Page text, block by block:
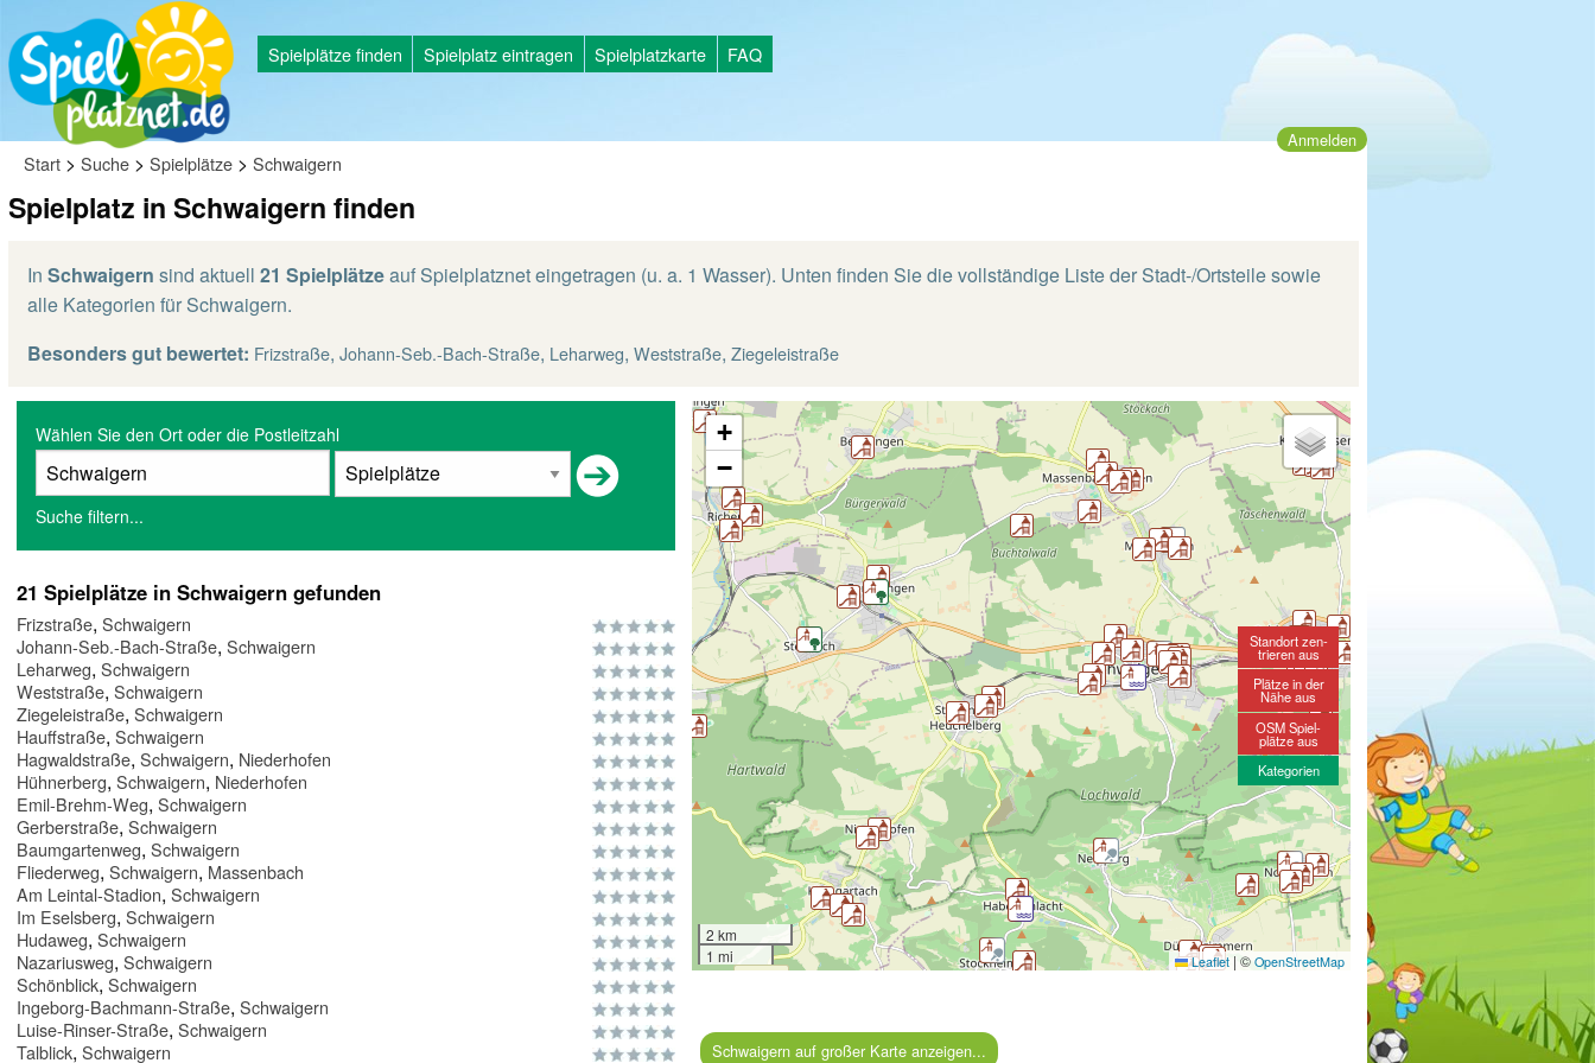
Spielplätze finden Spielplatz eintragen Spielplatzkarte FAQ
Anmelden
Start > Suche > Spielplätze > Schwaigern
Spielplatz in Schwaigern finden
In Schwaigern sind aktuell 21 Spielplätzeauf Spielplatznet eingetragen (u. a. 1 Wasser). Unten finden Sie die vollständige Liste der Stadt-/Ortsteile sowie
alle Kategorien für Schwaigern.
Besonders gut bewertet: Frizstraße, Johann-Seb.-Bach-Straße, Leharweg, Weststraße, Ziegeleistraße
Wählen Sie den Ort oder die Postleitzahl
Suche filtern...
21 Spielplätze in Schwaigern gefunden
Frizstraße, Schwaigern
Johann-Seb.-Bach-Straße, Schwaigern
Leharweg, Schwaigern
Weststraße, Schwaigern
Ziegeleistraße, Schwaigern
Hauffstraße, Schwaigern
Hagwaldstraße, Schwaigern, Niederhofen
Hühnerberg, Schwaigern, Niederhofen
Emil-Brehm-Weg, Schwaigern
Gerberstraße, Schwaigern
Baumgartenweg, Schwaigern
Fliederweg, Schwaigern, Massenbach
Am Leintal-Stadion, Schwaigern
Im Eselsberg, Schwaigern
Hudaweg, Schwaigern
Nazariusweg, Schwaigern
Schönblick, Schwaigern
Ingeborg-Bachmann-Straße, Schwaigern
Luise-Rinser-Straße, Schwaigern
Talblick, Schwaigern
+
−
2 km
1 mi
Leaflet | © OpenStreetMap
Standort zen-
trieren aus
Plätze in der
Nähe aus
OSM Spiel-
plätze aus
Kategorien
Schwaigern auf großer Karte anzeigen...